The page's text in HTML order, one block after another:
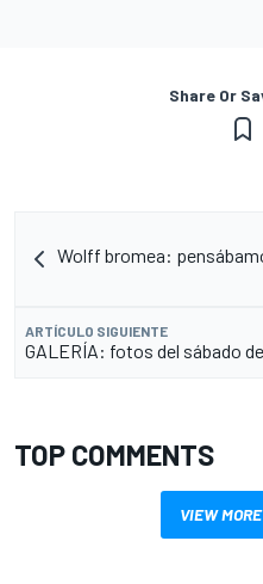
Share Or
Wolff bromea:
ARTÍCULO SIGUIENTE
GALERÍA: fotos del sábado
TOP COMMENTS
VIEW